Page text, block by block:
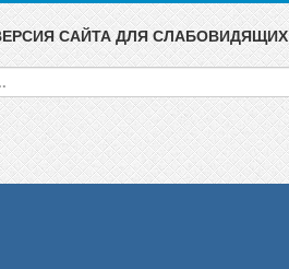
САЙТА ДЛЯ СЛАБОВИДЯЩИХ